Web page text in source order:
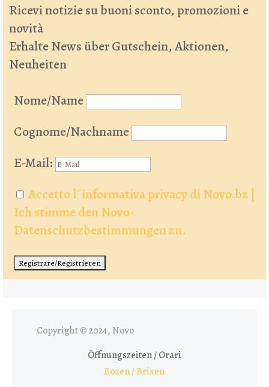
Ricevi notizie su buoni sconto, promozioni e
novità
Erhalte News über Gutschein, Aktionen,
Neuheiten
Nome/Name
Cognome/Nachname
E-Mail:
Accetto l´informativa privacy di Novo.bz |
Ich stimme den Novo-
Datenschutzbestimmungen zu.
Copyright © 2024, Novo
Öffnungszeiten / Orari
Bozen / Brixen